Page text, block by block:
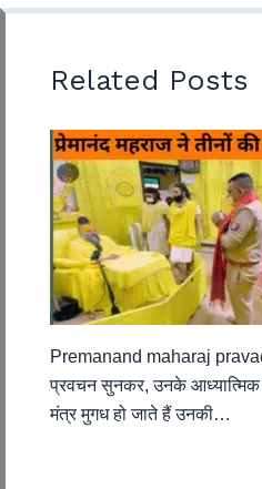
Related Posts
Premanand maharaj
प्रवचन सुनकर, उनके आध्यात्मिक
मंत्र मुगध हो जाते हैं उनकी…